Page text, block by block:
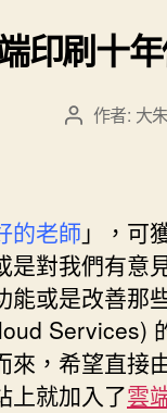
印刷十
文 作者: 大
的老師 」，可
是對我們有意
能或是改善那
Services)
來，希望直接
上就加入了雲